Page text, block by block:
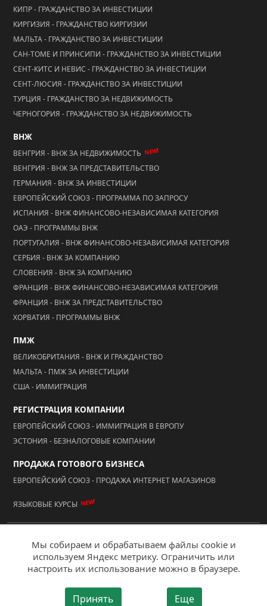
КИПР - ГРАЖДАНСТВО ЗА ИНВЕСТИЦИИ
КИРГИЗИЯ - ГРАЖДАНСТВО КИРГИЗИИ
МАЛЬТА - ГРАЖДАНСТВО ЗА ИНВЕСТИЦИИ
САН-ТОМЕ И ПРИНСИПИ - ГРАЖДАНСТВО ЗА ИНВЕСТИЦИИ
СЕНТ-КИТС И НЕВИС - ГРАЖДАНСТВО ЗА ИНВЕСТИЦИИ
СЕНТ-ЛЮСИЯ - ГРАЖДАНСТВО ЗА ИНВЕСТИЦИИ
ТУРЦИЯ - ГРАЖДАНСТВО ЗА НЕДВИЖИМОСТЬ
ЧЕРНОГОРИЯ - ГРАЖДАНСТВО ЗА НЕДВИЖИМОСТЬ
ВНЖ
ВЕНГРИЯ - ВНЖ ЗА НЕДВИЖИМОСТЬ NEW!
ВЕНГРИЯ - ВНЖ ЗА ПРЕДСТАВИТЕЛЬСТВО
ГЕРМАНИЯ - ВНЖ ЗА ИНВЕСТИЦИИ
ЕВРОПЕЙСКИЙ СОЮЗ - ПРОГРАММА ПО ЗАПРОСУ
ИСПАНИЯ - ВНЖ ФИНАНСОВО-НЕЗАВИСИМАЯ КАТЕГОРИЯ
ОАЭ - ПРОГРАММЫ ВНЖ
ПОРТУГАЛИЯ - ВНЖ ФИНАНСОВО-НЕЗАВИСИМАЯ КАТЕГОРИЯ
СЕРБИЯ - ВНЖ ЗА КОМПАНИЮ
СЛОВЕНИЯ - ВНЖ ЗА КОМПАНИЮ
ФРАНЦИЯ - ВНЖ ФИНАНСОВО-НЕЗАВИСИМАЯ КАТЕГОРИЯ
ФРАНЦИЯ - ВНЖ ЗА ПРЕДСТАВИТЕЛЬСТВО
ХОРВАТИЯ - ПРОГРАММЫ ВНЖ
ПМЖ
ВЕЛИКОБРИТАНИЯ - ВНЖ И ГРАЖДАНСТВО
МАЛЬТА - ПМЖ ЗА ИНВЕСТИЦИИ
США - ИММИГРАЦИЯ
РЕГИСТРАЦИЯ КОМПАНИИ
ЕВРОПЕЙСКИЙ СОЮЗ - ИММИГРАЦИЯ В ЕВРОПУ
ЭСТОНИЯ - БЕЗНАЛОГОВЫЕ КОМПАНИИ
ПРОДАЖА ГОТОВОГО БИЗНЕСА
ЕВРОПЕЙСКИЙ СОЮЗ - ПРОДАЖА ИНТЕРНЕТ МАГАЗИНОВ
ЯЗЫКОВЫЕ КУРСЫ NEW!
© 2026 ООО "АААА Адвисер"
Мобильная версия
Создание сайта - "Ай Ти Акцент"
Мы собираем и обрабатываем файлы cookie и
используем Яндекс метрику. Ограничить или
настроить их использование можно в браузере.
Принять Еще